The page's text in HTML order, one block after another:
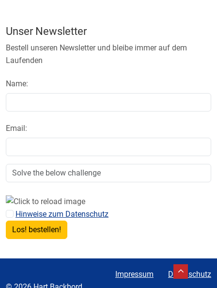
Unser Newsletter
Bestell unseren Newsletter und bleibe immer auf dem
Laufenden
Name:
Email:
Hinweise zum Datenschutz
Impressum Datenschutz